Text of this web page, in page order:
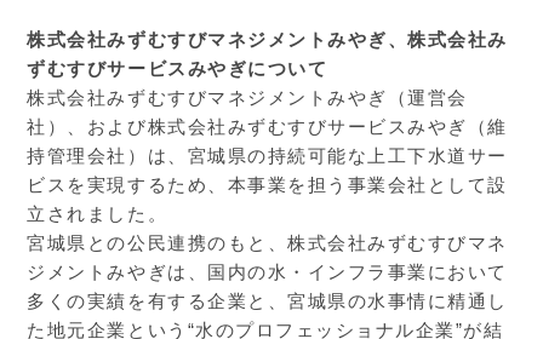
株式会社みずむすびマネジメントみやぎ、株式会社み
ずむすびサービスみやぎについて
株式会社みずむすびマネジメントみやぎ（運営会
社）、および株式会社みずむすびサービスみやぎ（維
持管理会社）は、宮城県の持続可能な上工下水道サー
ビスを実現するため、本事業を担う事業会社として設
立されました。
宮城県との公民連携のもと、株式会社みずむすびマネ
ジメントみやぎは、国内の水・インフラ事業において
多くの実績を有する企業と、宮城県の水事情に精通し
た地元企業という“水のプロフェッショナル企業”が結